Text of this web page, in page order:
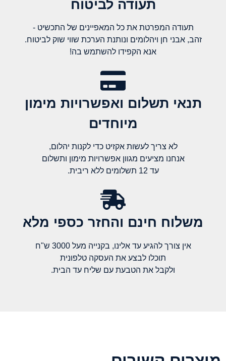
תעודה לביטוח
תעודה המפרטת את כל המאפיינים של התכשיט -
זהב, אבני חן ויהלומים ונותנת הערכת שווי שוק לביטוח.
אנא הקפידו להשתמש בה!
תנאי תשלום ואפשרויות מימון
מיוחדים
לא צריך לעשות אקזיט כדי לקנות יהלום,
אנחנו מציעים מגוון אפשרויות מימון ותשלום
עד 12 תשלומים ללא ריבית.
משלוח חינם והחזר כספי מלא​
אין צורך להגיע עד אלינו, בקנייה מעל 3000 ש"ח
תוכלו לבצע את העסקה טלפונית
ולקבל את הטבעת עם שליח עד הבית.